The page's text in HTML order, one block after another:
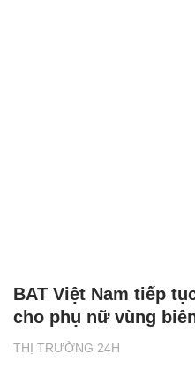
THỊ TRƯỜNG 24H
BAT Việt Nam tiếp
cho phụ nữ vùng